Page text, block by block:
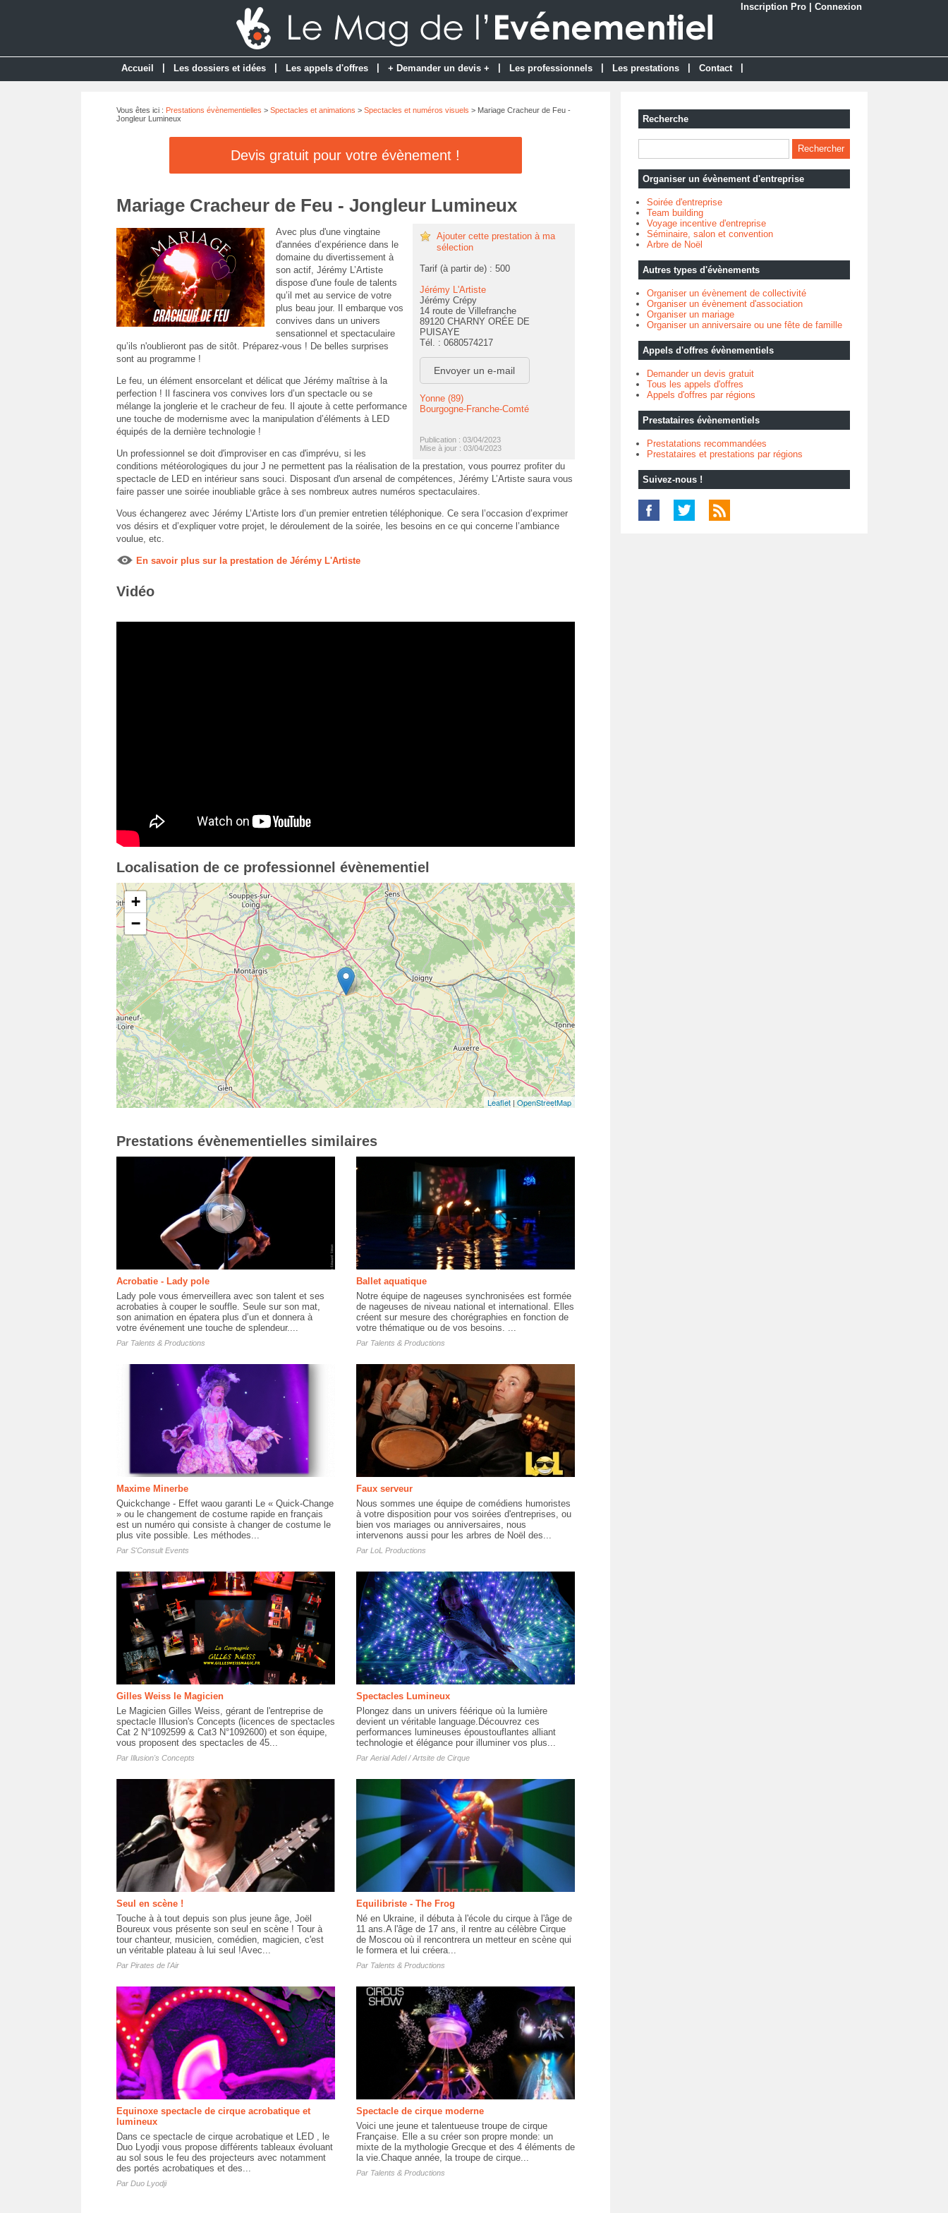
Inscription Pro Connexion
Accueil Les dossiers et idées Les appels d'offres + Demander un devis + Les professionnels Les prestations Contact
Vous êtes ici : Prestations évènementielles > Spectacles et animations > Spectacles et numéros visuels > Mariage Cracheur de Feu -
Jongleur Lumineux
Devis gratuit pour votre évènement !
Mariage Cracheur de Feu - Jongleur Lumineux
Ajouter cette prestation à ma
sélection
Tarif (à partir de) : 500
Jérémy L'Artiste
Jérémy Crépy
14 route de Villefranche
89120 CHARNY ORÉE DE
PUISAYE
Tél. : 0680574217
Envoyer un e-mail
Yonne (89)
Bourgogne-Franche-Comté
Publication : 03/04/2023
Mise à jour : 03/04/2023
Avec plus d'une vingtaine
d'années d’expérience dans le
domaine du divertissement à
son actif, Jérémy L’Artiste
dispose d'une foule de talents
qu’il met au service de votre
plus beau jour. Il embarque vos
convives dans un univers
sensationnel et spectaculaire
qu’ils n'oublieront pas de sitôt. Préparez-vous ! De belles surprises
sont au programme !
Le feu, un élément ensorcelant et délicat que Jérémy maîtrise à la
perfection ! Il fascinera vos convives lors d’un spectacle ou se
mélange la jonglerie et le cracheur de feu. Il ajoute à cette performance
une touche de modernisme avec la manipulation d’éléments à LED
équipés de la dernière technologie !
Un professionnel se doit d'improviser en cas d'imprévu, si les
conditions météorologiques du jour J ne permettent pas la réalisation de la prestation, vous pourrez profiter du
spectacle de LED en intérieur sans souci. Disposant d'un arsenal de compétences, Jérémy L’Artiste saura vous
faire passer une soirée inoubliable grâce à ses nombreux autres numéros spectaculaires.
Vous échangerez avec Jérémy L’Artiste lors d’un premier entretien téléphonique. Ce sera l’occasion d’exprimer
vos désirs et d’expliquer votre projet, le déroulement de la soirée, les besoins en ce qui concerne l’ambiance
voulue, etc.
En savoir plus sur la prestation de Jérémy L'Artiste
Vidéo
Localisation de ce professionnel évènementiel
+
−
Leaflet| OpenStreetMap
Prestations évènementielles similaires
Acrobatie - Lady pole
Lady pole vous émerveillera avec son talent et ses
acrobaties à couper le souffle. Seule sur son mat,
son animation en épatera plus d’un et donnera à
votre événement une touche de splendeur....
Par Talents & Productions
Ballet aquatique
Notre équipe de nageuses synchronisées est formée
de nageuses de niveau national et international. Elles
créent sur mesure des chorégraphies en fonction de
votre thématique ou de vos besoins. ...
Par Talents & Productions
Maxime Minerbe
Quickchange - Effet waou garanti Le « Quick-Change
» ou le changement de costume rapide en français
est un numéro qui consiste à changer de costume le
plus vite possible. Les méthodes...
Par S'Consult Events
Faux serveur
Nous sommes une équipe de comédiens humoristes
à votre disposition pour vos soirées d'entreprises, ou
bien vos mariages ou anniversaires, nous
intervenons aussi pour les arbres de Noël des...
Par LoL Productions
Gilles Weiss le Magicien
Le Magicien Gilles Weiss, gérant de l'entreprise de
spectacle Illusion's Concepts (licences de spectacles
Cat 2 N°1092599 & Cat3 N°1092600) et son équipe,
vous proposent des spectacles de 45...
Par Illusion's Concepts
Spectacles Lumineux
Plongez dans un univers féérique où la lumière
devient un véritable language.Découvrez ces
performances lumineuses époustouflantes alliant
technologie et élégance pour illuminer vos plus...
Par Aerial Adel / Artsite de Cirque
Seul en scène !
Touche à à tout depuis son plus jeune âge, Joël
Boureux vous présente son seul en scène ! Tour à
tour chanteur, musicien, comédien, magicien, c'est
un véritable plateau à lui seul !Avec...
Par Pirates de l'Air
Equilibriste - The Frog
Né en Ukraine, il débuta à l'école du cirque à l'âge de
11 ans.A l'âge de 17 ans, il rentre au célèbre Cirque
de Moscou où il rencontrera un metteur en scène qui
le formera et lui créera...
Par Talents & Productions
Equinoxe spectacle de cirque acrobatique et
lumineux
Dans ce spectacle de cirque acrobatique et LED , le
Duo Lyodji vous propose différents tableaux évoluant
au sol sous le feu des projecteurs avec notamment
des portés acrobatiques et des...
Par Duo Lyodji
Spectacle de cirque moderne
Voici une jeune et talentueuse troupe de cirque
Française. Elle a su créer son propre monde: un
mixte de la mythologie Grecque et des 4 éléments de
la vie.Chaque année, la troupe de cirque...
Par Talents & Productions
Recherche
Organiser un évènement d'entreprise
Soirée d'entreprise
Team building
Voyage incentive d'entreprise
Séminaire, salon et convention
Arbre de Noël
Autres types d'évènements
Organiser un évènement de collectivité
Organiser un évènement d'association
Organiser un mariage
Organiser un anniversaire ou une fête de famille
Appels d'offres évènementiels
Demander un devis gratuit
Tous les appels d'offres
Appels d'offres par régions
Prestataires évènementiels
Prestatations recommandées
Prestataires et prestations par régions
Suivez-nous !